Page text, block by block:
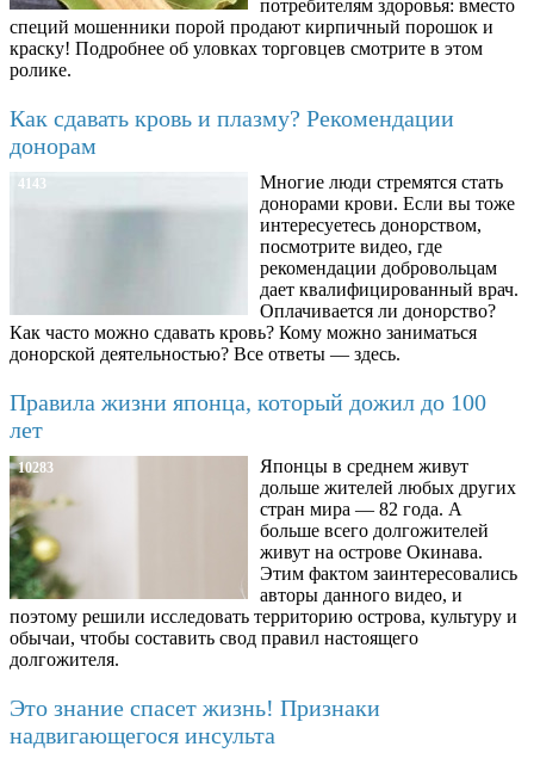
потребителям здоровья: вместо
специй мошенники порой продают кирпичный порошок и
краску! Подробнее об уловках торговцев смотрите в этом
ролике.
Как сдавать кровь и плазму? Рекомендации
донорам
4143
Многие люди стремятся стать
донорами крови. Если вы тоже
интересуетесь донорством,
посмотрите видео, где
рекомендации добровольцам
дает квалифицированный врач.
Оплачивается ли донорство?
Как часто можно сдавать кровь? Кому можно заниматься
донорской деятельностью? Все ответы — здесь.
Правила жизни японца, который дожил до 100
лет
10283
Японцы в среднем живут
дольше жителей любых других
стран мира — 82 года. А
больше всего долгожителей
живут на острове Окинава.
Этим фактом заинтересовались
авторы данного видео, и
поэтому решили исследовать территорию острова, культуру и
обычаи, чтобы составить свод правил настоящего
долгожителя.
Это знание спасет жизнь! Признаки
надвигающегося инсульта